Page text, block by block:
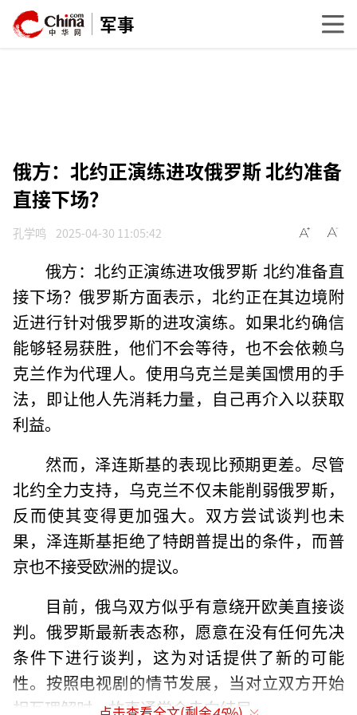
军事
俄方：北约正演练进攻俄罗斯 北约准备
直接下场？
孔学鸣 2025-04-30 11:05:42
俄方：北约正演练进攻俄罗斯 北约准备直
接下场？俄罗斯方面表示，北约正在其边境附
近进行针对俄罗斯的进攻演练。如果北约确信
能够轻易获胜，他们不会等待，也不会依赖乌
克兰作为代理人。使用乌克兰是美国惯用的手
法，即让他人先消耗力量，自己再介入以获取
利益。
然而，泽连斯基的表现比预期更差。尽管
北约全力支持，乌克兰不仅未能削弱俄罗斯，
反而使其变得更加强大。双方尝试谈判也未
果，泽连斯基拒绝了特朗普提出的条件，而普
京也不接受欧洲的提议。
目前，俄乌双方似乎有意绕开欧美直接谈
判。俄罗斯最新表态称，愿意在没有任何先决
条件下进行谈判，这为对话提供了新的可能
性。按照电视剧的情节发展，当对立双方开始
相互理解时，故事通常会走向结局。